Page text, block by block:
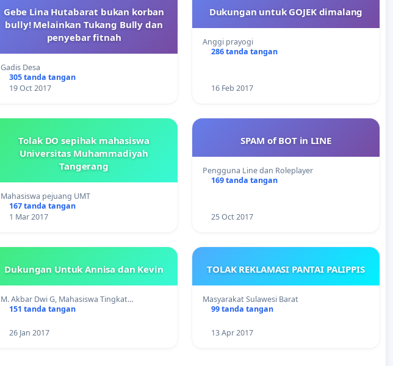
Gebe Lina Hutabarat bukan korban
bully! Melainkan Tukang Bully dan
penyebar fitnah
Gadis Desa
305 tanda tangan
19 Oct 2017
Dukungan untuk GOJEK dimalang
Anggi prayogi
286 tanda tangan
16 Feb 2017
Tolak DO sepihak mahasiswa
Universitas Muhammadiyah
Tangerang
Mahasiswa pejuang UMT
167 tanda tangan
1 Mar 2017
SPAM of BOT in LINE
Pengguna Line dan Roleplayer
169 tanda tangan
25 Oct 2017
Dukungan Untuk Annisa dan Kevin
M. Akbar Dwi G, Mahasiswa Tingkat…
151 tanda tangan
26 Jan 2017
TOLAK REKLAMASI PANTAI PALIPPIS
Masyarakat Sulawesi Barat
99 tanda tangan
13 Apr 2017